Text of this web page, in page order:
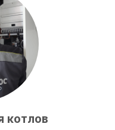
котлов